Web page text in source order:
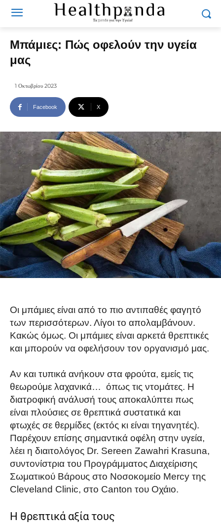
Μπάμιες: Πώς οφελούν την υγεία
μας
1 Οκτωβρίου 2023
Facebook X
Οι μπάμιες είναι από το πιο αντιπαθές φαγητό
των περισσότερων. Λίγοι το απολαμβάνουν.
Κακώς όμως. Οι μπάμιες είναι αρκετά θρεπτικές
και μπορούν να οφελήσουν τον οργανισμό μας.
Αν και τυπικά ανήκουν στα φρούτα, εμείς τις
θεωρούμε λαχανικά… όπως τις ντομάτες. Η
διατροφική ανάλυσή τους αποκαλύπτει πως
είναι πλούσιες σε θρεπτικά συστατικά και
φτωχές σε θερμίδες (εκτός κι είναι τηγανητές).
Παρέχουν επίσης σημαντικά οφέλη στην υγεία,
λέει η διαιτολόγος Dr. Sereen Zawahri Krasuna,
συντονίστρια του Προγράμματος Διαχείρισης
Σωματικού Βάρους στο Νοσοκομείο Mercy της
Cleveland Clinic, στο Canton του Οχάιο.
Η θρεπτικά αξία τους